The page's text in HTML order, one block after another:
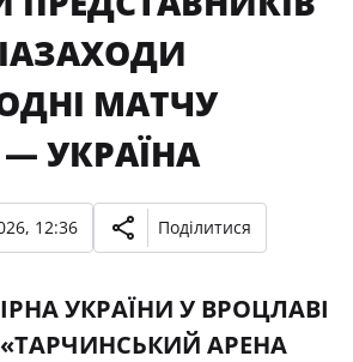
МАТЧУ
УКРАЇНА
12:36 Поділитися
УКРАЇНИ У ВРОЦЛАВІ
«ТАРЧИНСЬКИЙ АРЕНА